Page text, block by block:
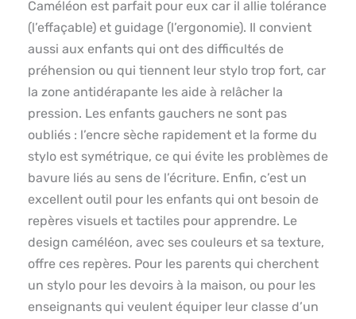
Caméléon est parfait pour eux car il allie tolérance
(l’effaçable) et guidage (l’ergonomie). Il convient
aussi aux enfants qui ont des difficultés de
préhension ou qui tiennent leur stylo trop fort, car
la zone antidérapante les aide à relâcher la
pression. Les enfants gauchers ne sont pas
oubliés : l’encre sèche rapidement et la forme du
stylo est symétrique, ce qui évite les problèmes de
bavure liés au sens de l’écriture. Enfin, c’est un
excellent outil pour les enfants qui ont besoin de
repères visuels et tactiles pour apprendre. Le
design caméléon, avec ses couleurs et sa texture,
offre ces repères. Pour les parents qui cherchent
un stylo pour les devoirs à la maison, ou pour les
enseignants qui veulent équiper leur classe d’un